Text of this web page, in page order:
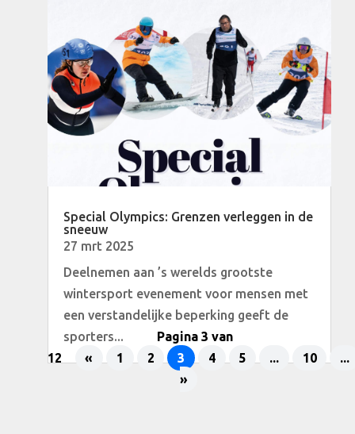
Special Olympics: Grenzen verleggen in de
sneeuw
27 mrt 2025
Deelnemen aan ’s werelds grootste
wintersport evenement voor mensen met
een verstandelijke beperking geeft de
sporters...
Pagina 3 van
12
« 1 2 3 4 5 ... 10
...
»